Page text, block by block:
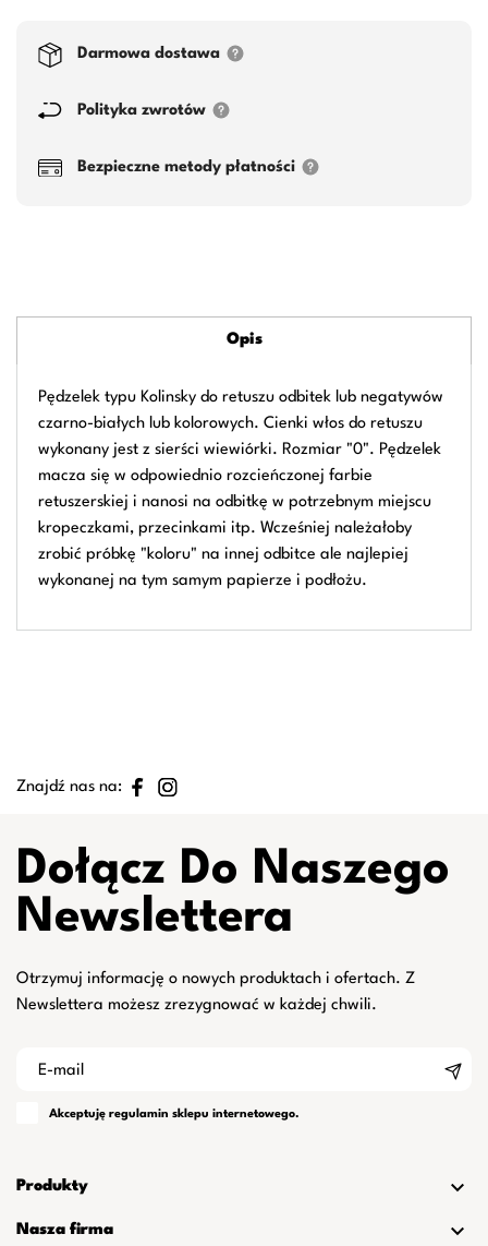
Darmowa dostawa
Polityka zwrotów
Bezpieczne metody płatności
Opis
Pędzelek typu Kolinsky do retuszu odbitek lub negatywów
czarno-białych lub kolorowych. Cienki włos do retuszu
wykonany jest z sierści wiewiórki. Rozmiar "0". Pędzelek
macza się w odpowiednio rozcieńczonej farbie
retuszerskiej i nanosi na odbitkę w potrzebnym miejscu
kropeczkami, przecinkami itp. Wcześniej należałoby
zrobić próbkę "koloru" na innej odbitce ale najlepiej
wykonanej na tym samym papierze i podłożu.
Znajdź nas na:
Dołącz Do Naszego
Newslettera
Otrzymuj informację o nowych produktach i ofertach. Z
Newslettera możesz zrezygnować w każdej chwili.
Akceptuję regulamin sklepu internetowego.
Produkty 
Nasza firma 